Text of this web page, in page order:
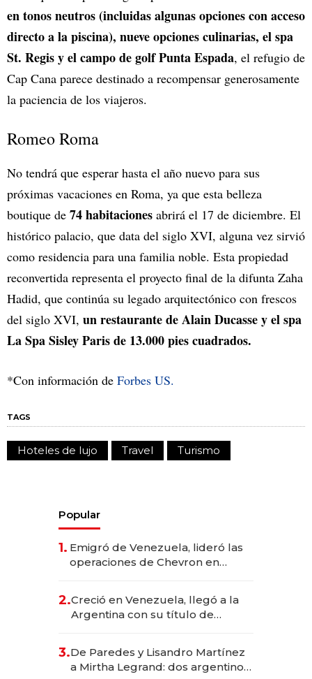
en tonos neutros (incluidas algunas opciones con acceso
directo a la piscina), nueve opciones culinarias, el spa
St. Regis y el campo de golf Punta Espada, el refugio de
Cap Cana parece destinado a recompensar generosamente
la paciencia de los viajeros.
Romeo Roma
No tendrá que esperar hasta el año nuevo para sus
próximas vacaciones en Roma, ya que esta belleza
boutique de 74 habitaciones abrirá el 17 de diciembre. El
histórico palacio, que data del siglo XVI, alguna vez sirvió
como residencia para una familia noble. Esta propiedad
reconvertida representa el proyecto final de la difunta Zaha
Hadid, que continúa su legado arquitectónico con frescos
del siglo XVI, un restaurante de Alain Ducasse y el spa
La Spa Sisley Paris de 13.000 pies cuadrados.
*Con información de Forbes US.
TAGS
Hoteles de lujo Travel Turismo
Popular
1. Emigró de Venezuela, lideró las
operaciones de Chevron en
2.Creció en Venezuela, llegó a la
Argentina con su título de
las marcas "fast premium"
3.De Paredes y Lisandro Martínez
a Mirtha Legrand: dos argentinos